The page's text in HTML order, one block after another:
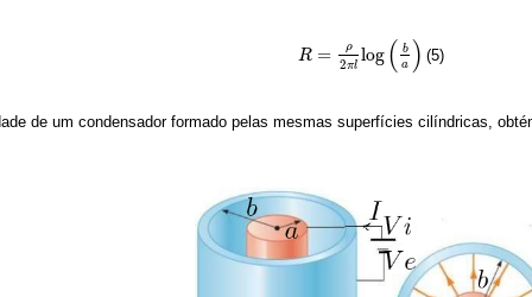
R = ρ
2πl log ( b
a )
R= ρ2 πllog(ba) (5)
de um condensador formado pelas mesmas superfícies cilíndricas,